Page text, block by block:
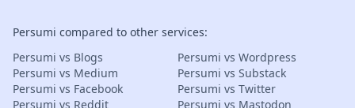
Persumi compared to other services:
Persumi vs Blogs
Persumi vs Wordpress
Persumi vs Medium
Persumi vs Substack
Persumi vs Facebook
Persumi vs Twitter
Persumi vs Reddit
Persumi vs Mastodon